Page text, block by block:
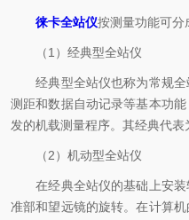
徕卡全站仪按测量功能可分
（1）经典型全站仪
经典型全站仪也称为常规全
测距和数据自动记录等基本功
发的机载测量程序。其经典代表
（2）机动型全站仪
在经典全站仪的基础上安装
准部和望远镜的旋转。在计算